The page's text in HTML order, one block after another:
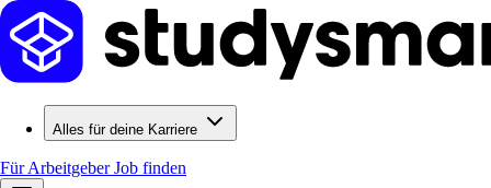
Alles für deine Karriere
Für ArbeitgeberJob finden